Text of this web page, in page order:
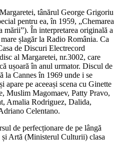
tânărul George Grigoriu
pentru ea, în 1959, „Chemarea
mării”). În interpretarea originală a
șlagăr la Radio România. Ca
de Discuri Electrecord
al Margaretei, nr.3002, care
ușoară în anul urmator. Discul de
la Cannes în 1969 unde i se
pe aceeași scena cu Ginette
Muslim Magomaev, Patty Pravo,
Amalia Rodriguez, Dalida,
Celentano.
de perfecționare de pe lângă
Artă (Ministerul Culturii) clasa